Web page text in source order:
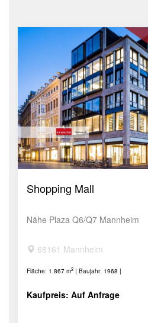
Shopping Mall
Nähe Plaza Q6/Q7 Mannheim
68161 Mannheim
Fläche: 1.867 m2 | Baujahr: 1968 |
Kaufpreis: Auf Anfrage